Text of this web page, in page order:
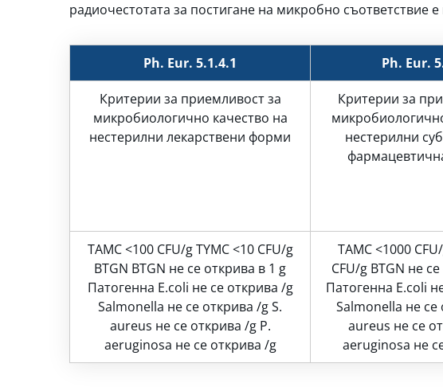
радиочестотата за постигане на микробно съответствие
Ph. Eur. 5.1.4.1 Ph. Eur.
Критерии за приемливост за
микробиологично качество на
нестерилни лекарствени форми
Критерии за
нестерилни
TAMC <100 CFU/g TYMC <10 CFU/g
BTGN BTGN не се открива в 1 g
Патогенна E.coli не се открива /g
Salmonella не се открива /g S.
aureus не се открива /g P.
aeruginosa не се открива /g
TAMC <1000
CFU/g BTGN не
Патогенна E.coli
Salmonella не се
aureus не се
aeruginosa не